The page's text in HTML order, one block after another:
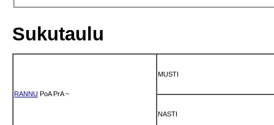
Sukutaulu
RANNU PoA PrA ~
MUSTI
NASTI